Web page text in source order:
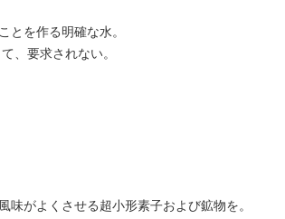
とを作る明確な水。
、要求されない。
がよくさせる超小形素子および鉱物を。